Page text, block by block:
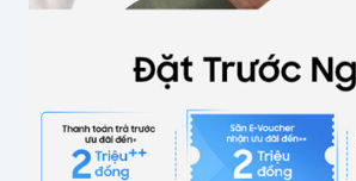
Lưu thông tin cho lần bình luận sau
Gửi bình luận